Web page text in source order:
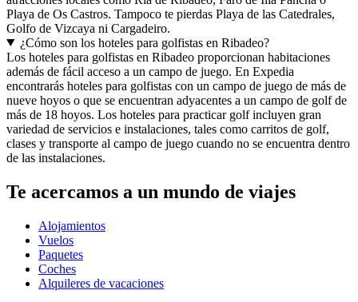
Playa de Os Castros. Tampoco te pierdas Playa de las Catedrales,
Golfo de Vizcaya ni Cargadeiro.
¿Cómo son los hoteles para golfistas en Ribadeo?
Los hoteles para golfistas en Ribadeo proporcionan habitaciones
además de fácil acceso a un campo de juego. En Expedia
encontrarás hoteles para golfistas con un campo de juego de más de
nueve hoyos o que se encuentran adyacentes a un campo de golf de
más de 18 hoyos. Los hoteles para practicar golf incluyen gran
variedad de servicios e instalaciones, tales como carritos de golf,
clases y transporte al campo de juego cuando no se encuentra dentro
de las instalaciones.
Te acercamos a un mundo de viajes
Alojamientos
Vuelos
Paquetes
Coches
Alquileres de vacaciones